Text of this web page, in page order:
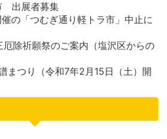
出展者募集
の「つむぎ通り軽トラ市」中止に
除祈願祭のご案内（塩沢区からの
まつり（令和7年2月15日（土）開